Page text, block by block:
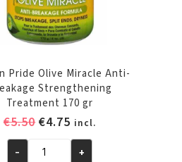
Pride Olive Miracle Anti-
Strengthening
Treatment 170 gr
€5.50Oorspronkelijke
was:
€4.75 Huidige
prijs
is:
incl.
- +